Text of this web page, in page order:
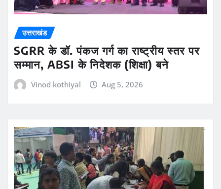
उत्तराखंड
SGRR के डॉ. पंकज गर्ग का राष्ट्रीय स्तर पर
सम्मान, ABSI के निदेशक (शिक्षा) बने
Vinod kothiyal Aug 5, 2026